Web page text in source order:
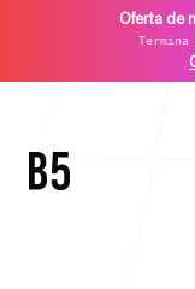
Oferta de
Termina